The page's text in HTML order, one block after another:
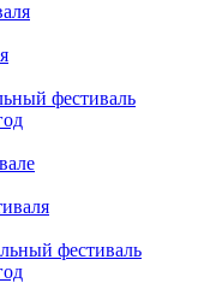
фестиваль
фестиваль